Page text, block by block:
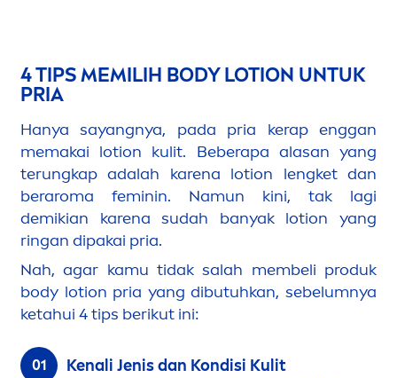
4 TIPS MEMILIH BODY LOTION UNTUK
PRIA
Hanya sayangnya, pada pria kerap enggan
memakai lotion kulit. Beberapa alasan yang
terungkap adalah karena lotion lengket dan
beraroma feminin. Namun kini, tak lagi
demikian karena sudah banyak lotion yang
ringan dipakai pria.
Nah, agar kamu tidak salah membeli produk
body lotion pria yang dibutuhkan, sebelumnya
ketahui 4 tips berikut ini:
Kenali Jenis dan Kondisi Kulit